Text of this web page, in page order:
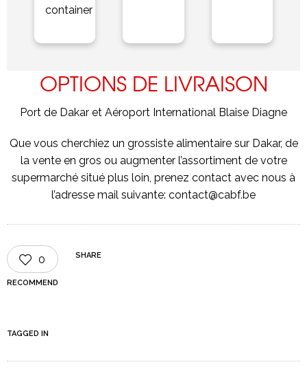
container
OPTIONS DE LIVRAISON
Port de Dakar et Aéroport International Blaise Diagne
Que vous cherchiez un grossiste alimentaire sur Dakar, de
la vente en gros ou augmenter l’assortiment de votre
supermarché situé plus loin, prenez contact avec nous à
l’adresse mail suivante: contact@cabf.be
0
RECOMMEND
SHARE
TAGGED IN